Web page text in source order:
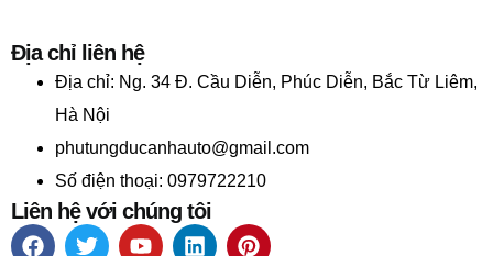
Địa chỉ liên hệ
Địa chỉ: Ng. 34 Đ. Cầu Diễn, Phúc Diễn, Bắc Từ Liêm,
Hà Nội
phutungducanhauto@gmail.com
Số điện thoại: 0979722210
Liên hệ với chúng tôi